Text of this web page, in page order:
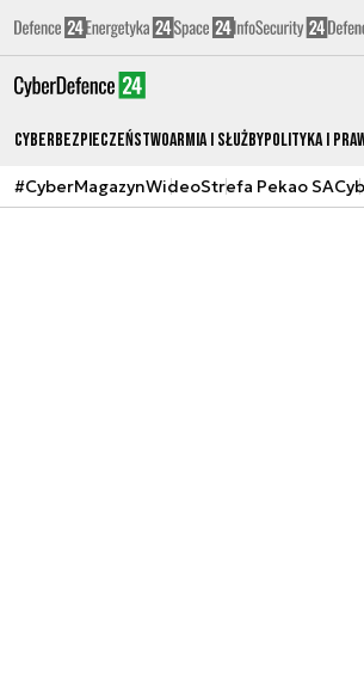
CyberbezpieczeństwoArmia i SłużbyPolityka i
#CyberMagazynWideoStrefa Pekao SA